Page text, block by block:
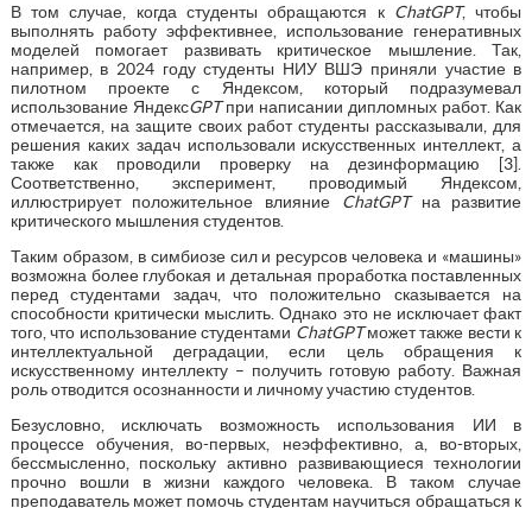
В том случае, когда студенты обращаются к ChatGPT, чтобы
выполнять работу эффективнее, использование генеративных
моделей помогает развивать критическое мышление. Так,
например, в 2024 году студенты НИУ ВШЭ приняли участие в
пилотном проекте с Яндексом, который подразумевал
использование ЯндексGPTпри написании дипломных работ. Как
отмечается, на защите своих работ студенты рассказывали, для
решения каких задач использовали искусственных интеллект, а
также как проводили проверку на дезинформацию [3].
Соответственно, эксперимент, проводимый Яндексом,
иллюстрирует положительное влияние ChatGPTна развитие
критического мышления студентов.
Таким образом, в симбиозе сил и ресурсов человека и «машины»
возможна более глубокая и детальная проработка поставленных
перед студентами задач, что положительно сказывается на
способности критически мыслить. Однако это не исключает факт
того, что использование студентами ChatGPTможет также вести к
интеллектуальной деградации, если цель обращения к
искусственному интеллекту – получить готовую работу. Важная
роль отводится осознанности и личному участию студентов.
Безусловно, исключать возможность использования ИИ в
процессе обучения, во-первых, неэффективно, а, во-вторых,
бессмысленно, поскольку активно развивающиеся технологии
прочно вошли в жизни каждого человека. В таком случае
преподаватель может помочь студентам научиться обращаться к